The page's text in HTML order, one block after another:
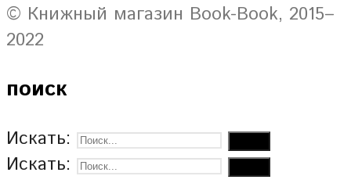
© Книжный магазин Book-Book, 2015–
2022
поиск
Искать:
Искать: